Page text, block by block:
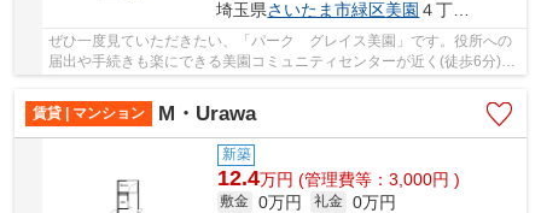
埼玉県さいたま市緑区美園 ４丁目５-８
ぜひ一度見ていただきたい、「パーク グレイス美園」です。役所への
届出や手続きも楽にできる美園コミュニティセンターが近く(徒歩6分)。
賃貸 | マンション
M・Urawa
新築
12.4万円 (管理費等：3,000円 )
敷金 0万円 礼金 0万円